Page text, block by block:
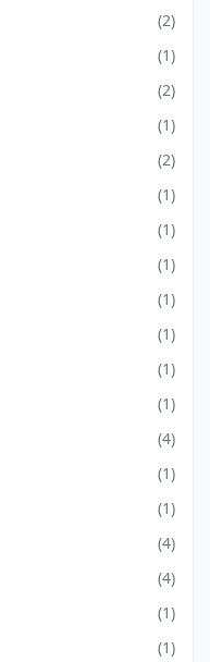
(2)
(1)
(2)
(1)
(2)
(1)
(1)
(1)
(1)
(1)
(1)
(1)
(4)
(1)
(1)
(4)
(4)
(1)
(1)